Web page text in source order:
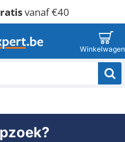
vanaf €40